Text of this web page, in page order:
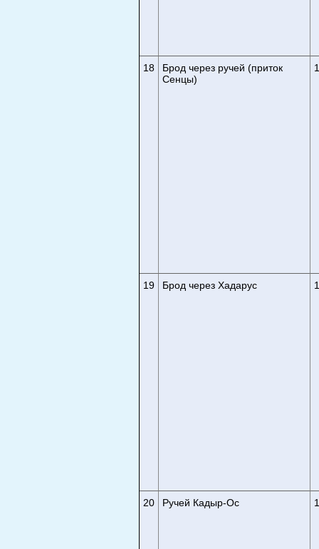
18
Брод через ручей (приток
Сенцы)
19 Брод через Хадарус
20 Ручей Кадыр-Ос